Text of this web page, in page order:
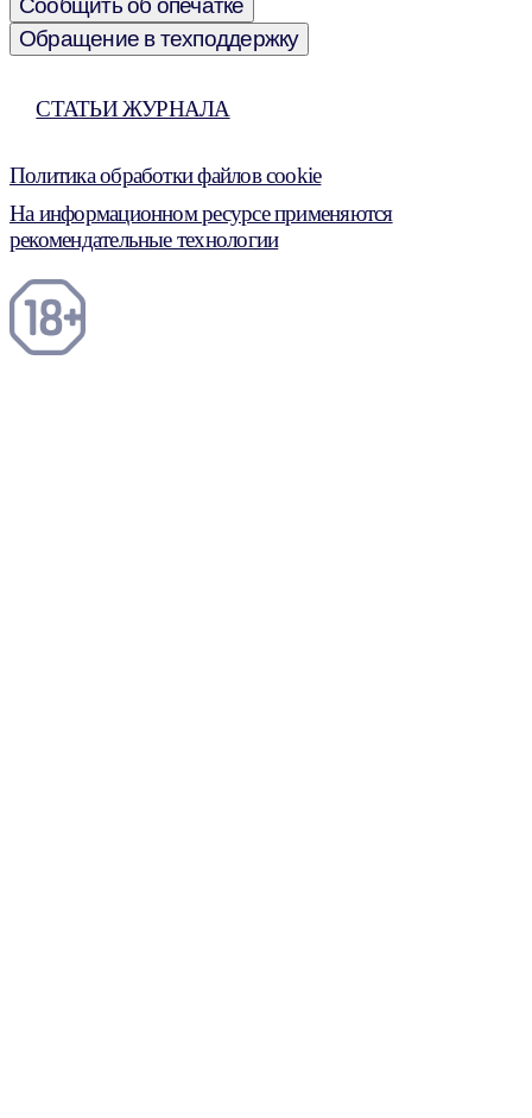
Сообщить об опечатке
Обращение в техподдержку
СТАТЬИ ЖУРНАЛА
Политика обработки файлов cookie
На информационном ресурсе применяются
рекомендательные технологии